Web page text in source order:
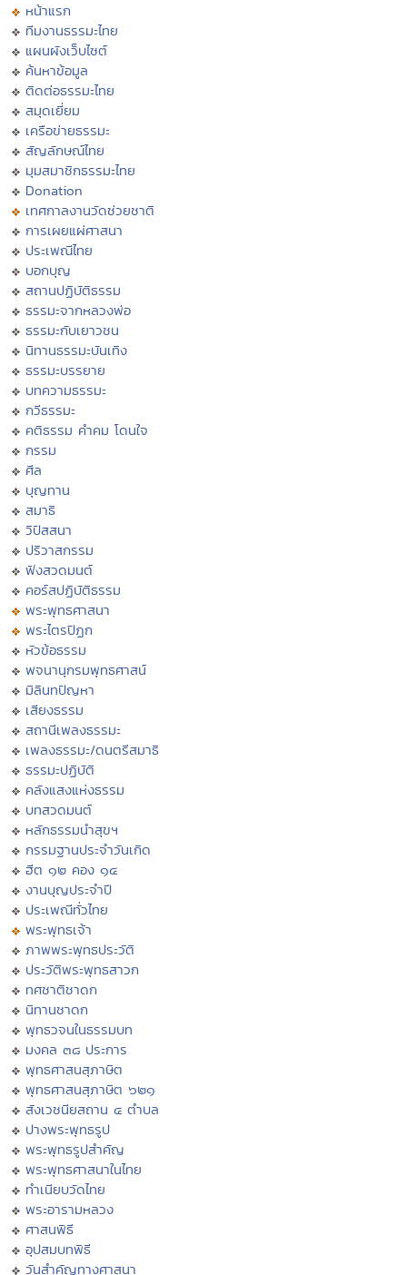
หน้าแรก
ทีมงานธรรมะไทย
แผนผังเว็บไซต์
ค้นหาข้อมูล
ติดต่อธรรมะไทย
สมุดเยี่ยม
เครือข่ายธรรมะ
สัญลักษณ์ไทย
มุมสมาชิกธรรมะไทย
Donation
เทศกาลงานวัดช่วยชาติ
การเผยแผ่ศาสนา
ประเพณีไทย
บอกบุญ
สถานปฏิบัติธรรม
ธรรมะจากหลวงพ่อ
ธรรมะกับเยาวชน
นิทานธรรมะบันเทิง
ธรรมะบรรยาย
บทความธรรมะ
กวีธรรมะ
คติธรรม คำคม โดนใจ
กรรม
ศีล
บุญทาน
สมาธิ
วิปัสสนา
ปริวาสกรรม
ฟังสวดมนต์
คอร์สปฏิบัติธรรม
พระพุทธศาสนา
พระไตรปิฏก
หัวข้อธรรม
พจนานุกรมพุทธศาสน์
มิลินทปัญหา
เสียงธรรม
สถานีเพลงธรรมะ
เพลงธรรมะ/ดนตรีสมาธิ
ธรรมะปฏิบัติ
คลังแสงแห่งธรรม
บทสวดมนต์
หลักธรรมนำสุขฯ
กรรมฐานประจำวันเกิด
ฮีต ๑๒ คอง ๑๔
งานบุญประจำปี
ประเพณีทั่วไทย
พระพุทธเจ้า
ภาพพระพุทธประวัติ
ประวัติพระพุทธสาวก
ทศชาติชาดก
นิทานชาดก
พุทธวจนในธรรมบท
มงคล ๓๘ ประการ
พุทธศาสนสุภาษิต
พุทธศาสนสุภาษิต ๖๒๑
สังเวชนียสถาน ๔ ตำบล
ปางพระพุทธรูป
พระพุทธรูปสำคัญ
พระพุทธศาสนาในไทย
ทำเนียบวัดไทย
พระอารามหลวง
ศาสนพิธี
อุปสมบทพิธี
วันสำคัญทางศาสนา